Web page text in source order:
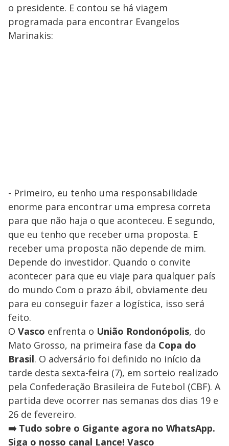
o presidente. E contou se há viagem
programada para encontrar Evangelos
Marinakis:
- Primeiro, eu tenho uma responsabilidade
enorme para encontrar uma empresa correta
para que não haja o que aconteceu. E segundo,
que eu tenho que receber uma proposta. E
receber uma proposta não depende de mim.
Depende do investidor. Quando o convite
acontecer para que eu viaje para qualquer país
do mundo Com o prazo ábil, obviamente deu
para eu conseguir fazer a logística, isso será
feito.
O Vasco enfrenta o União Rondonópolis, do
Mato Grosso, na primeira fase da Copa do
Brasil. O adversário foi definido no início da
tarde desta sexta-feira (7), em sorteio realizado
pela Confederação Brasileira de Futebol (CBF). A
partida deve ocorrer nas semanas dos dias 19 e
26 de fevereiro.
➡️ Tudo sobre o Gigante agora no WhatsApp.
Siga o nosso canal Lance! Vasco